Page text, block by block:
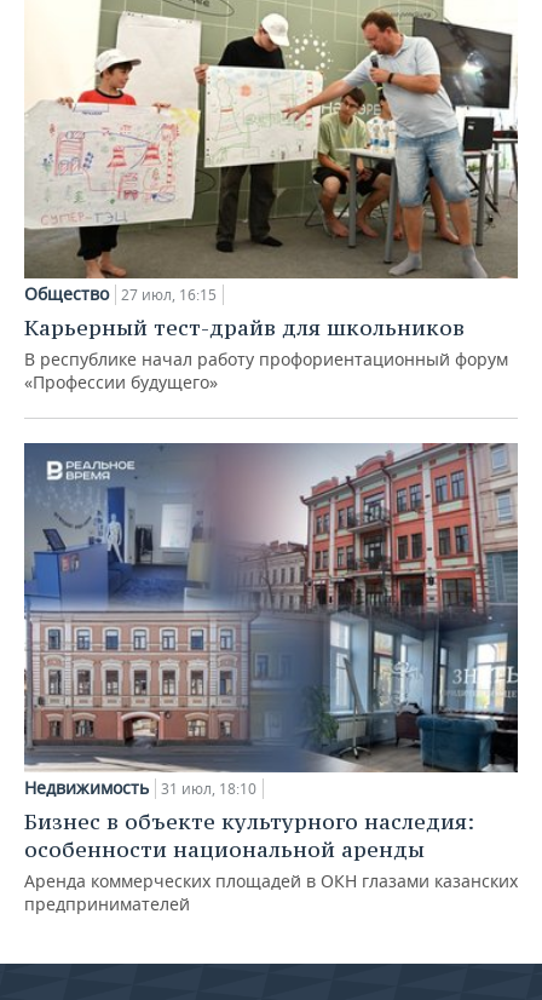
Общество 27 июл, 16:15
Карьерный тест-драйв для школьников
В республике начал работу профориентационный форум
«Профессии будущего»
Недвижимость 31 июл, 18:10
Бизнес в объекте культурного наследия:
особенности национальной аренды
Аренда коммерческих площадей в ОКН глазами казанских
предпринимателей